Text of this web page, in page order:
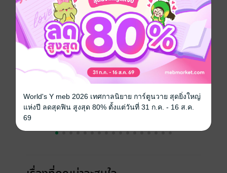
ความยาว 62 หน้า
ราคาปก
ฉบับย้อนหลัง ดูทั้งหมด
World's Y meb 2026 เทศกาลนิยาย การ์ตูนวาย สุดยิ่งใหญ่
แห่งปี ลดสุดฟิน สูงสุด 80% ตั้งแต่วันที่ 31 ก.ค. - 16 ส.ค.
69